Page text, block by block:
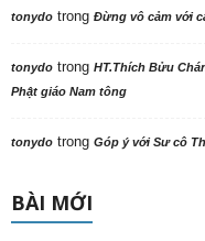
tonydo trong Đừng vô cảm với
tonydo trong HT.Thích Bửu
Phật giáo Nam tông
tonydo trong Góp ý với Sư cô
BÀI MỚI